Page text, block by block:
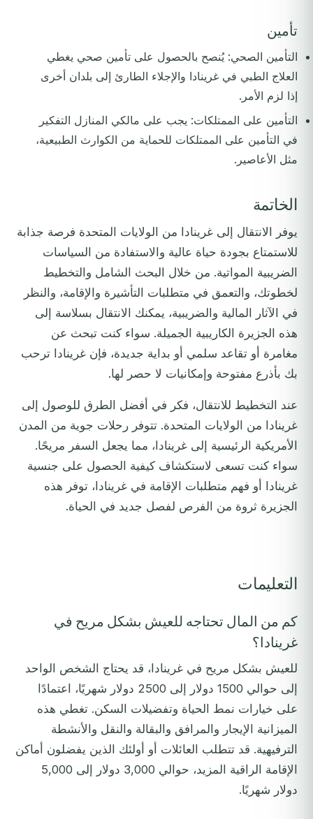
تأمين
التأمين الصحي: يُنصح بالحصول على تأمين صحي يغطي
العلاج الطبي في غرينادا والإجلاء الطارئ إلى بلدان أخرى
إذا لزم الأمر.
التأمين على الممتلكات: يجب على مالكي المنازل التفكير
في التأمين على الممتلكات للحماية من الكوارث الطبيعية،
مثل الأعاصير.
الخاتمة
يوفر الانتقال إلى غرينادا من الولايات المتحدة فرصة جذابة
للاستمتاع بجودة حياة عالية والاستفادة من السياسات
الضريبية المواتية. من خلال البحث الشامل والتخطيط
لخطوتك، والتعمق في متطلبات التأشيرة والإقامة، والنظر
في الآثار المالية والضريبية، يمكنك الانتقال بسلاسة إلى
هذه الجزيرة الكاريبية الجميلة. سواء كنت تبحث عن
مغامرة أو تقاعد سلمي أو بداية جديدة، فإن غرينادا ترحب
بك بأذرع مفتوحة وإمكانيات لا حصر لها.
عند التخطيط للانتقال، فكر في أفضل الطرق للوصول إلى
غرينادا من الولايات المتحدة. تتوفر رحلات جوية من المدن
الأمريكية الرئيسية إلى غرينادا، مما يجعل السفر مريحًا.
سواء كنت تسعى لاستكشاف كيفية الحصول على جنسية
غرينادا أو فهم متطلبات الإقامة في غرينادا، توفر هذه
الجزيرة ثروة من الفرص لفصل جديد في الحياة.
التعليمات
كم من المال تحتاجه للعيش بشكل مريح في
غرينادا؟
للعيش بشكل مريح في غرينادا، قد يحتاج الشخص الواحد
إلى حوالي 1500 دولار إلى 2500 دولار شهريًا، اعتمادًا
على خيارات نمط الحياة وتفضيلات السكن. تغطي هذه
الميزانية الإيجار والمرافق والبقالة والنقل والأنشطة
الترفيهية. قد تتطلب العائلات أو أولئك الذين يفضلون أماكن
الإقامة الراقية المزيد، حوالي 3,000 دولار إلى 5,000
دولار شهريًا.